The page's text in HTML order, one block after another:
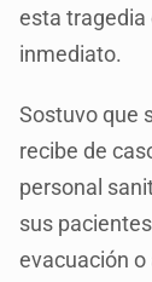
esta tragedia
inmediato.
Sostuvo que
recibe de
personal
sus
evacuación